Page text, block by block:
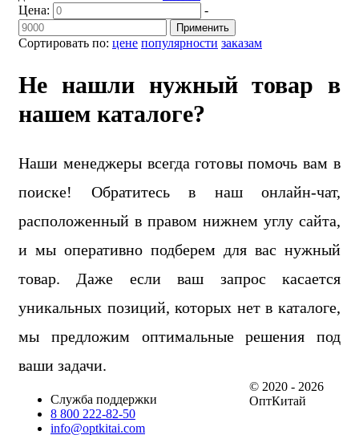
Сортировать по: цене популярности заказам
Цена: -
Применить
Не нашли нужный товар в
нашем каталоге?
Наши менеджеры всегда готовы помочь вам в
поиске! Обратитесь в наш онлайн-чат,
расположенный в правом нижнем углу сайта,
и мы оперативно подберем для вас нужный
товар. Даже если ваш запрос касается
уникальных позиций, которых нет в каталоге,
мы предложим оптимальные решения под
ваши задачи.
Служба поддержки
8 800 222-82-50
info@optkitai.com
© 2020 - 2026
ОптКитай